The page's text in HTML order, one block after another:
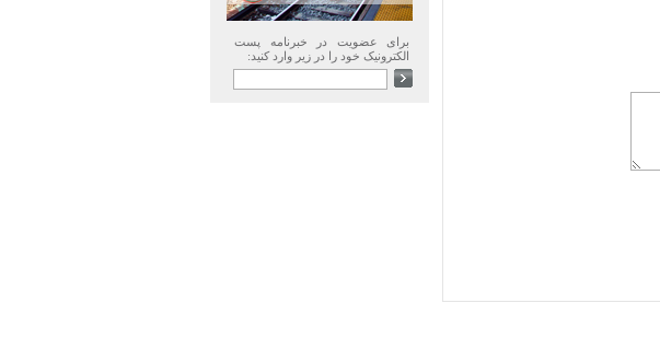
برای عضویت در خبرنامه پست
الکترونیک خود را در زیر وارد کنید: